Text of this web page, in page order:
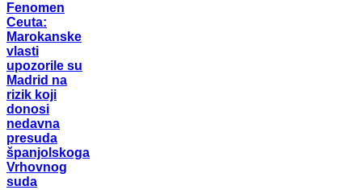
Fenomen
Ceuta:
Marokanske
vlasti
upozorile su
Madrid na
rizik koji
donosi
nedavna
presuda
španjolskoga
Vrhovnog
suda